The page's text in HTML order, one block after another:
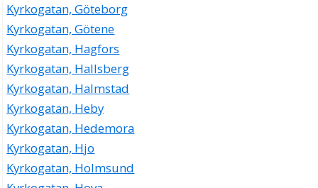
Kyrkogatan, Göteborg
Kyrkogatan, Götene
Kyrkogatan, Hagfors
Kyrkogatan, Hallsberg
Kyrkogatan, Halmstad
Kyrkogatan, Heby
Kyrkogatan, Hedemora
Kyrkogatan, Hjo
Kyrkogatan, Holmsund